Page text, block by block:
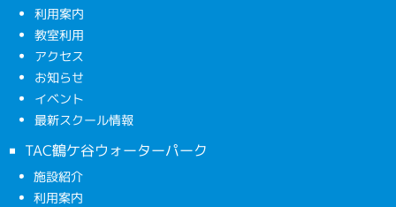
利用案内
教室利用
アクセス
お知らせ
イベント
最新スクール情報
TAC鶴ケ谷ウォーターパーク
施設紹介
利用案内